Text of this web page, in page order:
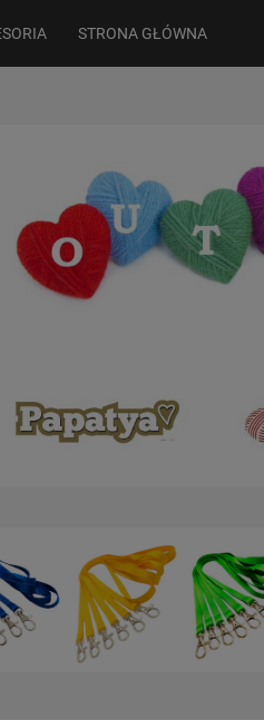
STRONA GŁÓWNA